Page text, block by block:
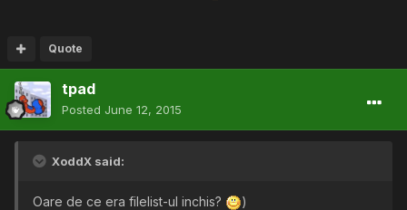
Quote
tpad
Posted June 12, 2015
XoddX said:
Oare de ce era filelist-ul inchis? )